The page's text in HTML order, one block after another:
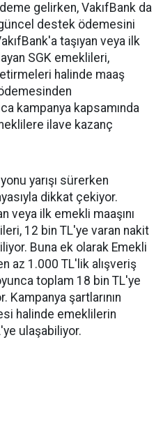
gelirken, VakıfBank da
destek ödemesini
taşıyan veya ilk
SGK emeklileri,
halinde maaş
kampanya kapsamında
ilave kazanç
yarışı sürerken
dikkat çekiyor.
veya ilk emekli maaşını
12 bin TL'ye varan nakit
Buna ek olarak Emekli
az 1.000 TL'lik alışveriş
toplam 18 bin TL'ye
Kampanya şartlarının
halinde emeklilerin
ulaşabiliyor.